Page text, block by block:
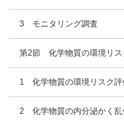
3 モニタリング調査
第2節 化学物質の環境リス
1 化学物質の環境リスク評
2 化学物質の内分泌かく乱